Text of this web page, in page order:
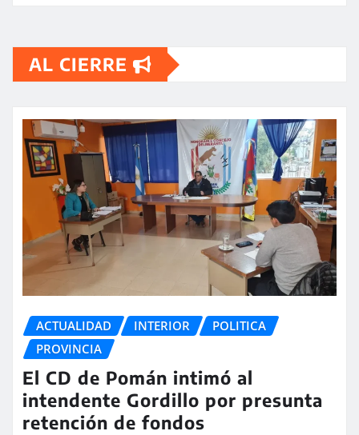
AL CIERRE
ACTUALIDAD INTERIOR
POLITICA
PROVINCIA
El CD de Pomán intimó al
intendente Gordillo por presunta
retención de fondos